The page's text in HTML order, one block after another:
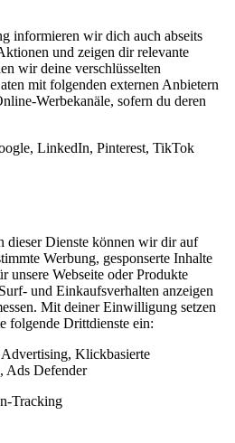
informieren wir dich auch abseits
und zeigen dir relevante
wir deine verschlüsselten
mit folgenden externen Anbietern
Werbekanäle, sofern du deren
LinkedIn, Pinterest, TikTok
dieser Dienste können wir dir auf
Werbung, gesponserte Inhalte
unsere Webseite oder Produkte
und Einkaufsverhalten anzeigen
Mit deiner Einwilligung setzen
folgende Drittdienste ein:
Klickbasierte
Ads Defender
Tracking